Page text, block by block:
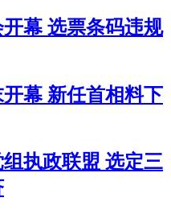
幕 选票条码违规
幕 新任首相料下
执政联盟 选定三